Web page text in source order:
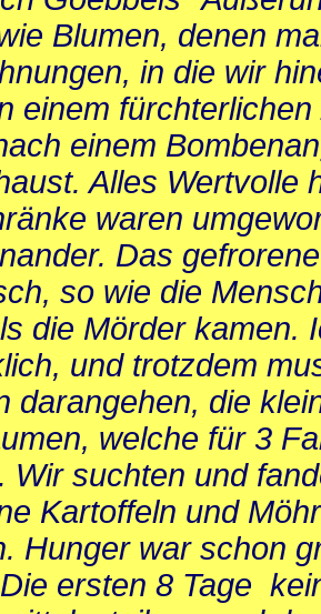
Blumen, denen
in die wir
einem
einem
Alles Wertvolle
waren
Das
so wie die
die Mörder kamen.
und trotzdem
darangehen, die
welche für 3
Wir suchten und
Kartoffeln und
Hunger war schon
ersten 8 Tage